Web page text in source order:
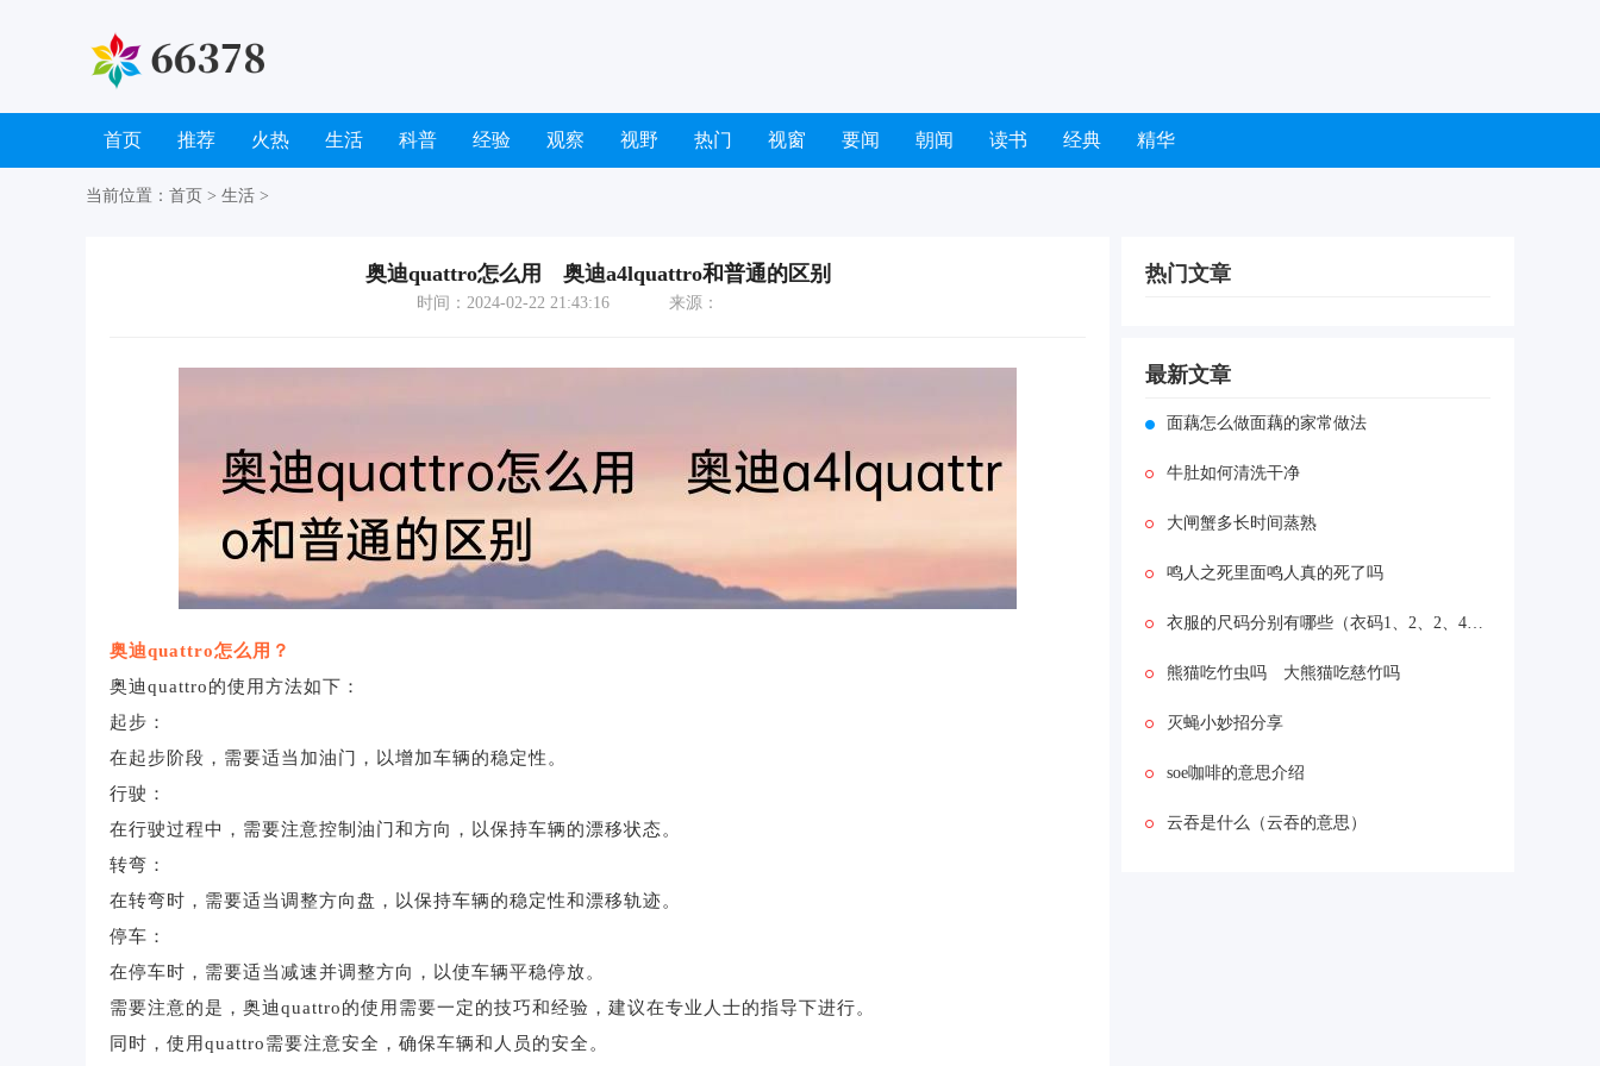
首页 推荐 火热 生活 科普 经验 观察 视野 热门 视窗 要闻 朝闻 读书 经典 精华
当前位置： 首页 > 生活 >
奥迪quattro怎么用 奥迪a4lquattro和普通的区别
时间：2024-02-22 21:43:16 来源：
奥迪quattro怎么用？
奥迪quattro的使用方法如下：
起步：
在起步阶段，需要适当加油门，以增加车辆的稳定性。
行驶：
在行驶过程中，需要注意控制油门和方向，以保持车辆的漂移状态。
转弯：
在转弯时，需要适当调整方向盘，以保持车辆的稳定性和漂移轨迹。
停车：
在停车时，需要适当减速并调整方向，以使车辆平稳停放。
需要注意的是，奥迪quattro的使用需要一定的技巧和经验，建议在专业人士的指导下进行。
同时，使用quattro需要注意安全，确保车辆和人员的安全。
热门文章
最新文章
面藕怎么做面藕的家常做法
牛肚如何清洗干净
大闸蟹多长时间蒸熟
鸣人之死里面鸣人真的死了吗
衣服的尺码分别有哪些（衣码1、2、2、4分别是指什么码）
熊猫吃竹虫吗 大熊猫吃慈竹吗
灭蝇小妙招分享
soe咖啡的意思介绍
云吞是什么（云吞的意思）